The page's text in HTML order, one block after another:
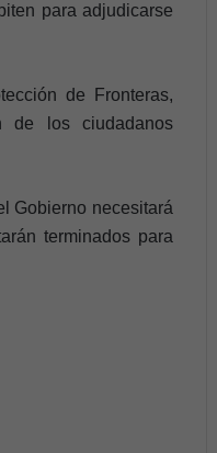
para adjudicarse
de Fronteras,
de los ciudadanos
Gobierno necesitará
terminados para